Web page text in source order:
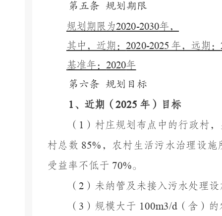
第五条
规划期限
规划期限为2020-2030年，
其中，近期：2020-2025 年，远期：
基准年：2020年
第六条
规划目标
1 、近期（ 2025 年）目标
（ 1 ）村庄规划布点中的行政村
村总数 85% ，农村生活污水治理设
受益率不低于 70%。
（ 2 ）未纳管及未接入污水处理
（ 3 ）规模大于 100m3/d（含）